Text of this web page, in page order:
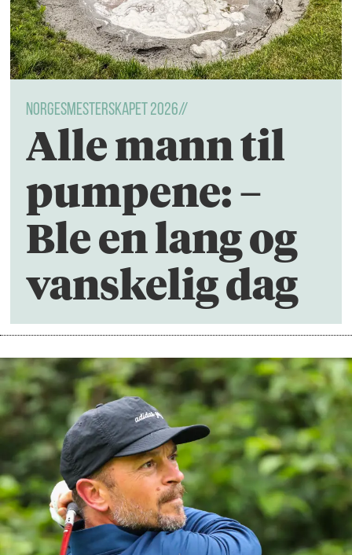
NORGESMESTERSKAPET 2026//
Alle mann til
pumpene: –
Ble en lang og
vanskelig dag